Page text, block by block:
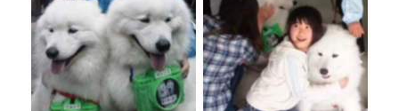
No Caption No Caption